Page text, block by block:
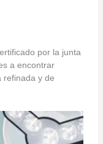
por la junta
a encontrar
refinada y de